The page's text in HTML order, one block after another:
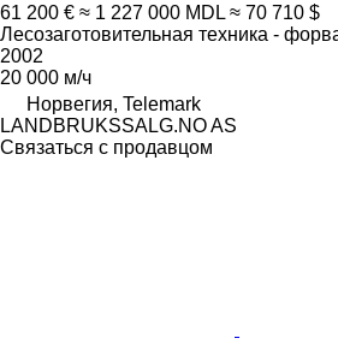
61 200 € ≈ 1 227 000 MDL ≈ 70 710 $
Лесозаготовительная техника -
2002
20 000 м/ч
Норвегия, Telemark
LANDBRUKSSALG.NO AS
Связаться с продавцом